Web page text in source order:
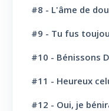
L' Eglise: Cloture
#8 - L'âme de
#9 - Tu fus
#10 - Bénissons
#11 - Heureux
#12 - Oui, je